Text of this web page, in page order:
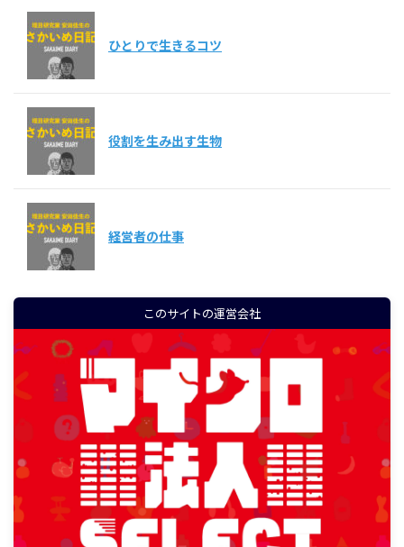
ひとりで生きるコツ
役割を生み出す生物
経営者の仕事
このサイトの運営会社